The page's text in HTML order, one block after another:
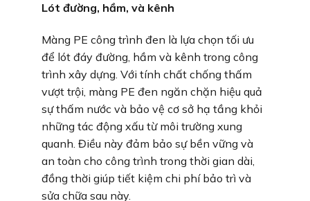
Lót đường, hầm, và kênh
Màng PE công trình đen là lựa chọn tối ưu
để lót đáy đường, hầm và kênh trong công
trình xây dựng. Với tính chất chống thấm
vượt trội, màng PE đen ngăn chặn hiệu quả
sự thấm nước và bảo vệ cơ sở hạ tầng khỏi
những tác động xấu từ môi trường xung
quanh. Điều này đảm bảo sự bền vững và
an toàn cho công trình trong thời gian dài,
đồng thời giúp tiết kiệm chi phí bảo trì và
sửa chữa sau này.